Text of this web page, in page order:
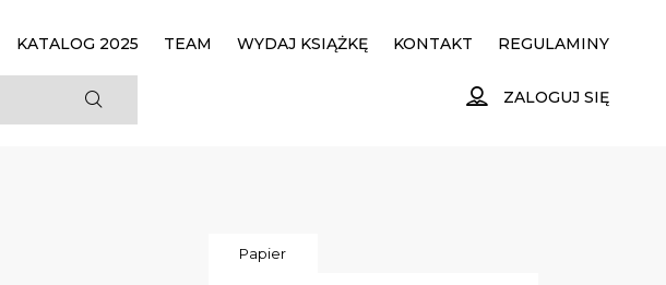
KATALOG 2025 TEAM WYDAJ KSIĄŻKĘ KONTAKT REGULAMINY
ZALOGUJ SIĘ
Papier